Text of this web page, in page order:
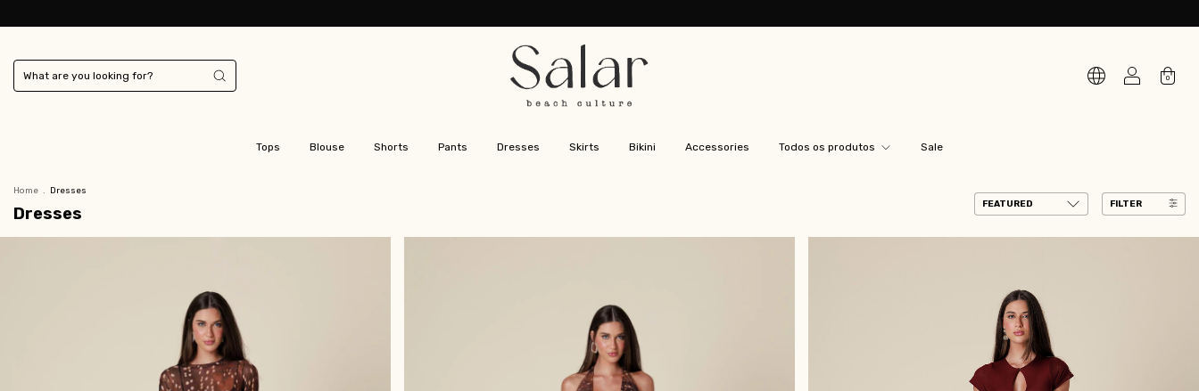
0
Tops Blouse Shorts Pants Dresses Skirts Bikini Accessories Todos os produtos Sale
Home . Dresses
Dresses
FILTER